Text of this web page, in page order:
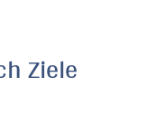
Ziele